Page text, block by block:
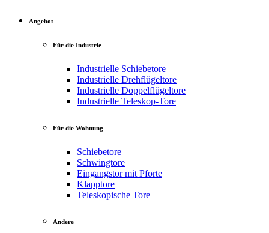
Angebot
Für die Industrie
Industrielle Schiebetore
Industrielle Drehflügeltore
Industrielle Doppelflügeltore
Industrielle Teleskop-Tore
Für die Wohnung
Schiebetore
Schwingtore
Eingangstor mit Pforte
Klapptore
Teleskopische Tore
Andere